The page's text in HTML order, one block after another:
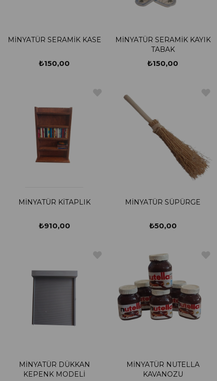
MİNYATÜR SERAMİK KASE
₺150,00
MİNYATÜR SERAMİK KAYIK
TABAK
₺150,00
MİNYATÜR KİTAPLIK
₺910,00
MİNYATÜR SÜPÜRGE
₺50,00
MİNYATÜR DÜKKAN
KEPENK MODELİ
MİNYATÜR NUTELLA
KAVANOZU